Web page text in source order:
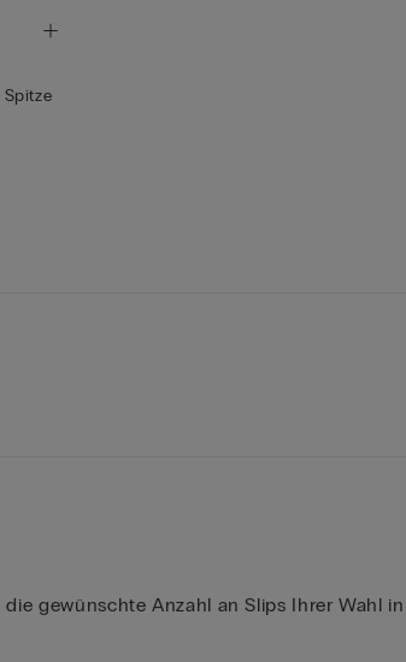
gewünschte Anzahl an Slips Ihrer